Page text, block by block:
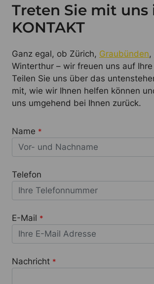
Treten Sie mit uns
KONTAKT
Ganz egal, ob Zürich, Graubünden,
Winterthur – wir freuen uns auf
Teilen Sie uns über das
mit, wie wir Ihnen helfen können
uns umgehend bei Ihnen zurück.
Name *
Telefon
E-Mail *
Nachricht *